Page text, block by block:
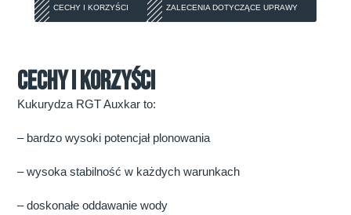
CECHY I KORZYŚCI ZALECENIA DOTYCZĄCE UPRAWY
CECHY I KORZYŚCI
Kukurydza RGT Auxkar to:
– bardzo wysoki potencjał plonowania
– wysoka stabilność w każdych warunkach
– doskonałe oddawanie wody